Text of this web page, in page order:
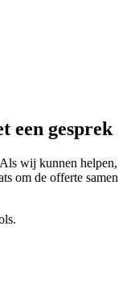
een gesprek
wij kunnen helpen,
om de offerte samen